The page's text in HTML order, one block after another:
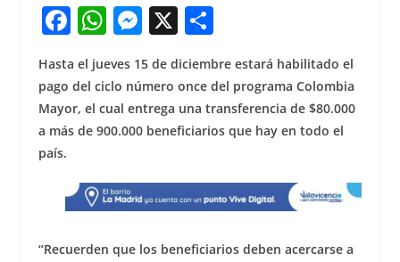
F
a
c
e
b
o
k
W
at
s
A
p
M
e
ss
e
n
er
X S
h
ar
e
Hasta el jueves 15 de diciembre estará habilitado el
pago del ciclo número once del programa Colombia
Mayor, el cual entrega una transferencia de $80.000
a más de 900.000 beneficiarios que hay en todo el
país.
“Recuerden que los beneficiarios deben acercarse a